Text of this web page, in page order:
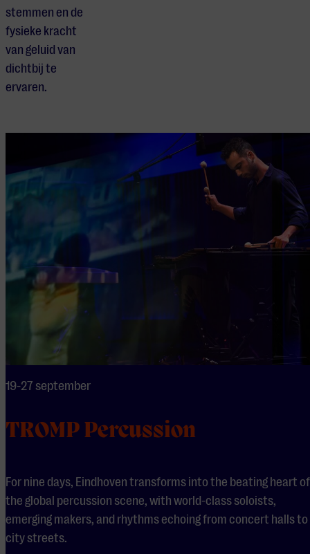
stemmen en de
fysieke kracht
van geluid van
dichtbij te
ervaren.
TROMP Percussion
19-27 september
For nine days, Eindhoven transforms into the beating heart of
the global percussion scene, with world-class soloists,
emerging makers, and rhythms echoing from concert halls to
city streets.